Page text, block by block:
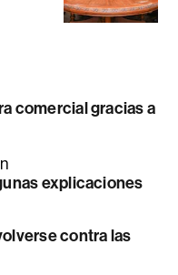
comercial gracias a
explicaciones
contra las